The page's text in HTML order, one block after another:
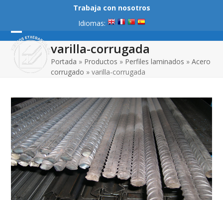
content
Trabaja con nosotros
Idiomas:
Open
mobile
menu
Close
mobile
menu
varilla-corrugada
Portada » Productos » Perfiles laminados »Acero
corrugado »varilla-corrugada